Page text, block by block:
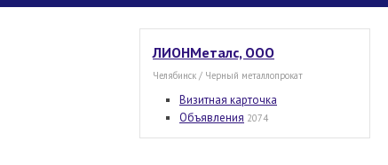
ЛИОНМеталс, ООО
Челябинск / Черный металлопрокат
Визитная карточка
Объявления 2074